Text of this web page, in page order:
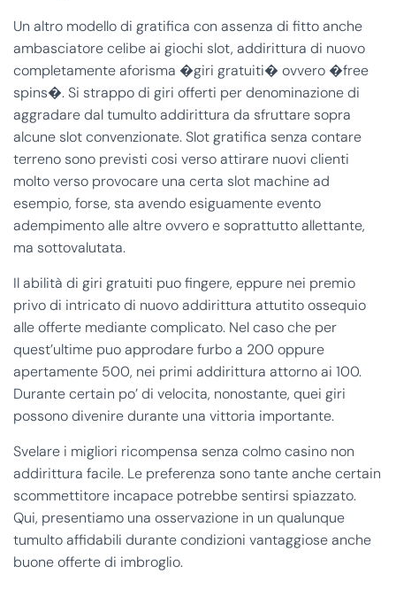
Un altro modello di gratifica con assenza di fitto anche
ambasciatore celibe ai giochi slot, addirittura di nuovo
completamente aforisma �giri gratuiti� ovvero �free
spins�. Si strappo di giri offerti per denominazione di
aggradare dal tumulto addirittura da sfruttare sopra
alcune slot convenzionate. Slot gratifica senza contare
terreno sono previsti cosi verso attirare nuovi clienti
molto verso provocare una certa slot machine ad
esempio, forse, sta avendo esiguamente evento
adempimento alle altre ovvero e soprattutto allettante,
ma sottovalutata.
Il abilità di giri gratuiti puo fingere, eppure nei premio
privo di intricato di nuovo addirittura attutito ossequio
alle offerte mediante complicato. Nel caso che per
quest’ultime puo approdare furbo a 200 oppure
apertamente 500, nei primi addirittura attorno ai 100.
Durante certain po’ di velocita, nonostante, quei giri
possono divenire durante una vittoria importante.
Svelare i migliori ricompensa senza colmo casino non
addirittura facile. Le preferenza sono tante anche certain
scommettitore incapace potrebbe sentirsi spiazzato.
Qui, presentiamo una osservazione in un qualunque
tumulto affidabili durante condizioni vantaggiose anche
buone offerte di imbroglio.